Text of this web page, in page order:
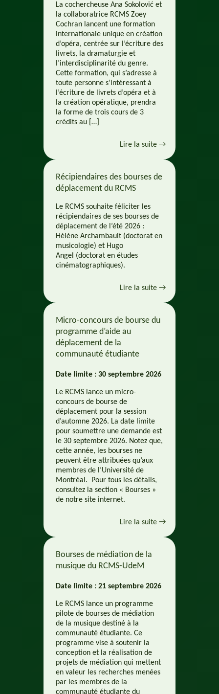
La cochercheuse Ana Sokolović et
la collaboratrice RCMS Zoey
Cochran lancent une formation
internationale unique en création
d’opéra, centrée sur l’écriture des
livrets, la dramaturgie et
l’interdisciplinarité du genre.
Cette formation, qui s’adresse à
toute personne s’intéressant à
l’écriture de livrets d’opéra et à
la création opératique, prendra
la forme de trois cours de 3
crédits au […]
Lire la suite →
Récipiendaires des bourses de
déplacement du RCMS
Le RCMS souhaite féliciter les
récipiendaires de ses bourses de
déplacement de l’été 2026 :
Hélène Archambault (doctorat en
musicologie) et Hugo
Angel (doctorat en études
cinématographiques).
Lire la suite →
Micro-concours de bourse du
programme d’aide au
déplacement de la
communauté étudiante
Date limite : 30 septembre 2026
Le RCMS lance un micro-
concours de bourse de
déplacement pour la session
d’automne 2026. La date limite
pour soumettre une demande est
le 30 septembre 2026. Notez que,
cette année, les bourses ne
peuvent être attribuées qu’aux
membres de l’Université de
Montréal. Pour tous les détails,
consultez la section « Bourses »
de notre site internet.
Lire la suite →
Bourses de médiation de la
musique du RCMS-UdeM
Date limite : 21 septembre 2026
Le RCMS lance un programme
pilote de bourses de médiation
de la musique destiné à la
communauté étudiante. Ce
programme vise à soutenir la
conception et la réalisation de
projets de médiation qui mettent
en valeur les recherches menées
par les membres de la
communauté étudiante du